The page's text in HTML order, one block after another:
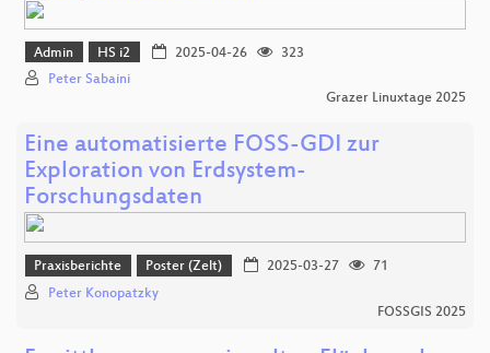
Admin HS i2 2025-04-26
323
Peter Sabaini
Grazer Linuxtage 2025
Eine automatisierte FOSS-GDI zur
Exploration von Erdsystem-
Forschungsdaten
Praxisberichte Poster (Zelt) 2025-03-27
71
Peter Konopatzky
FOSSGIS 2025